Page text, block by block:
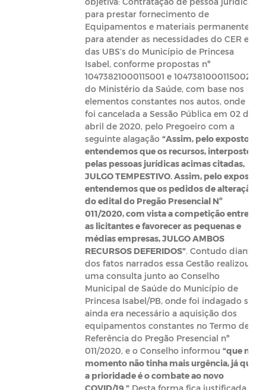
para prestar fornecimento de
Equipamentos e materiais permanentes
para atender as necessidades do CER e
das UBS’s do Município de Princesa
Isabel, conforme propostas nº
10473821000115001 e 1047381000115002
do Ministério da Saúde, com base nos
elementos constantes nos autos, onde
foi cancelada a Sessão Pública em 02 de
abril de 2020, pelo Pregoeiro com a
seguinte alagação “Assim, pelo exposto
entendemos que os recursos, interpostos
pelas pessoas jurídicas acimas citadas,
JULGO TEMPESTIVO. Assim, pelo exposto
entendemos que os pedidos de alteração
do edital do Pregão Presencial Nº
011/2020, com vista a competição entre
as licitantes e favorecer as pequenas e
médias empresas, JULGO AMBOS
RECURSOS DEFERIDOS”. Contudo diante
dos fatos narrados essa Gestão realizou
uma consulta junto ao Conselho
Municipal de Saúde do Município de
Princesa Isabel/PB, onde foi indagado se
ainda era necessário a aquisição dos
equipamentos constantes no Termo de
Referência do Pregão Presencial nº
011/2020, e o Conselho informou “que no
momento não tinha mais urgência, já que
a prioridade é o combate ao novo
COVID/19.”Desta forma fica justificada a